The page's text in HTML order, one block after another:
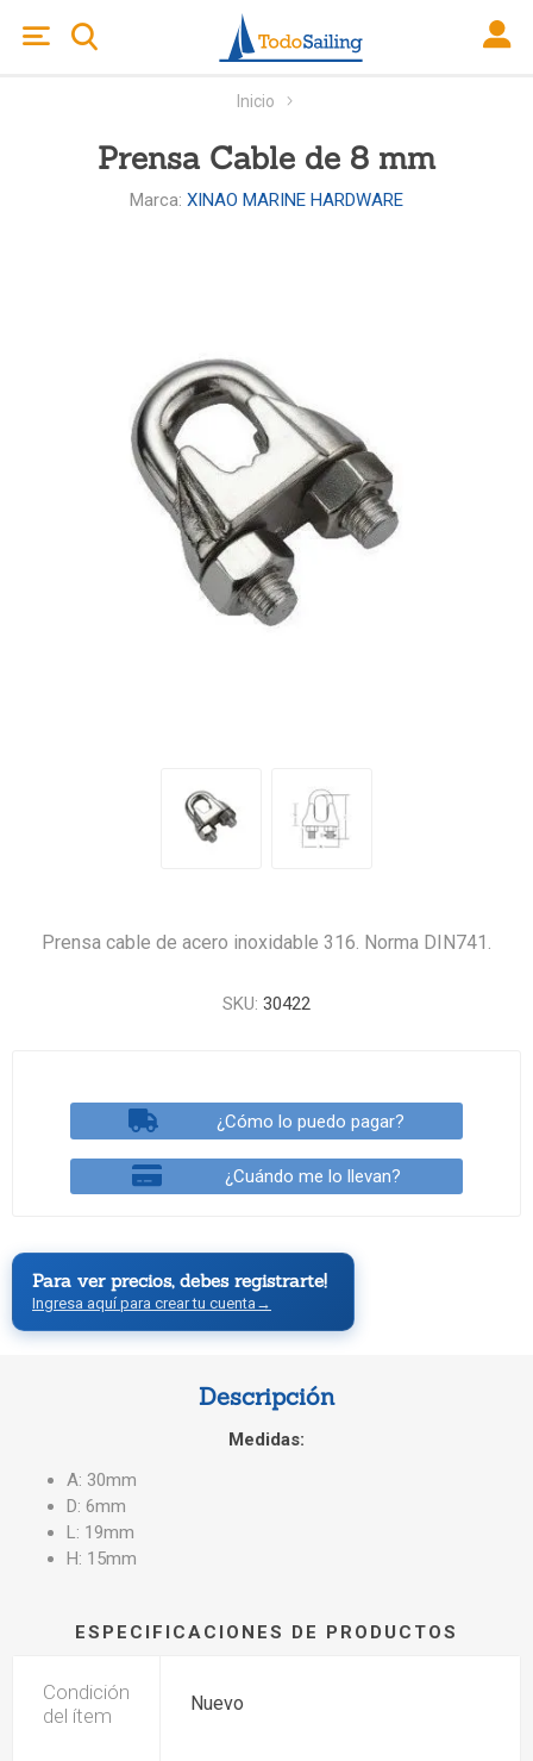
Inicio
Prensa Cable de 8 mm
Marca: XINAO MARINE HARDWARE
Prensa cable de acero inoxidable 316. Norma DIN741.
SKU: 30422
¿Cómo lo puedo pagar?
¿Cuándo me lo llevan?
Para ver precios, debes registrarte!
Ingresa aquí para crear tu cuenta →
Descripción
Medidas:
A: 30mm
D: 6mm
L: 19mm
H: 15mm
ESPECIFICACIONES DE PRODUCTOS
Condición
del ítem
Nuevo